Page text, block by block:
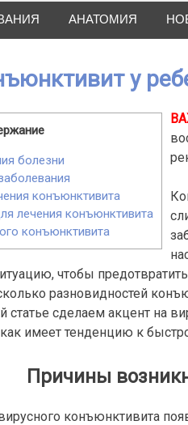
АНАТОМИЯ
у
болезни
конъюнктивита
лечения конъюнктивита
конъюнктивита
чтобы
разновидностей
статье сделаем акцент на
имеет тенденцию к
Причины
конъюнктивита